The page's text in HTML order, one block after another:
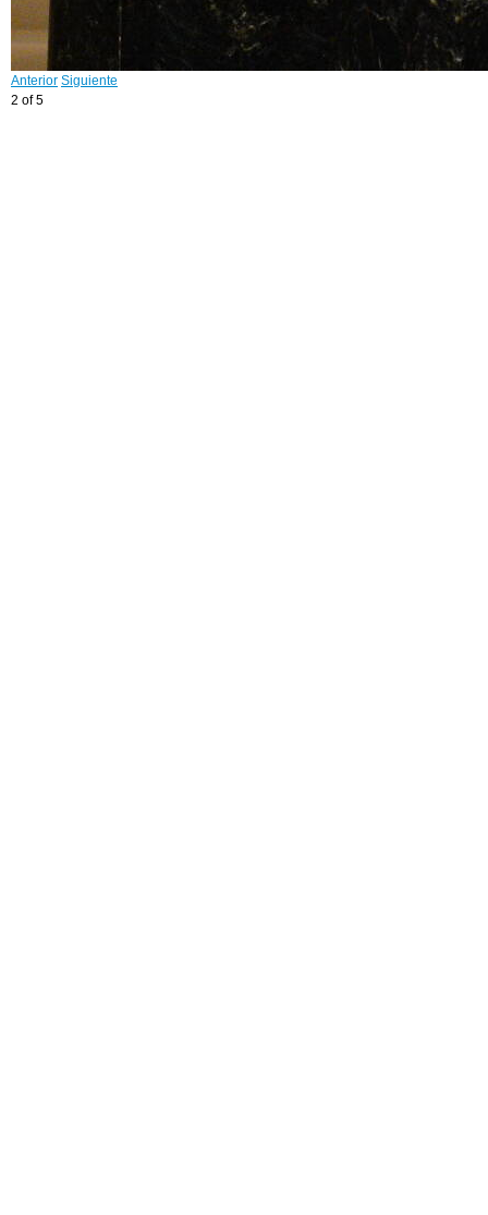
Anterior Siguiente
2 of 5